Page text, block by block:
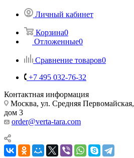
Личный кабинет
Корзина0
Отложенные0
Сравнение товаров0
+7 495 032-76-32
Контактная информация
Москва, ул. Средняя Первомайская,
дом 3
order@verta-tara.com